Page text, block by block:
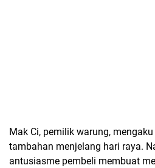
Mak Ci, pemilik warung,
tambahan menjelang hari raya.
antusiasme pembeli membuat